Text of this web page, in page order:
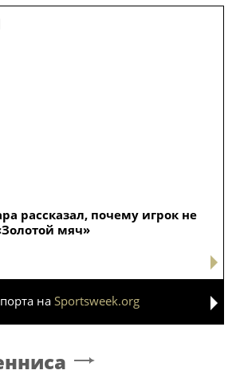
рассказал, почему игрок не
мяч»
наSportsweek.org